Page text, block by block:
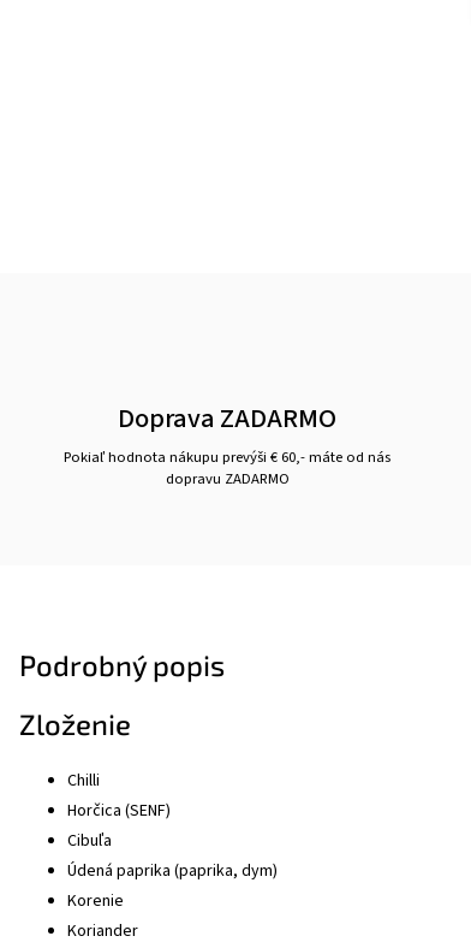
Doprava ZADARMO
Pokiaľ hodnota nákupu prevýši € 60,- máte od nás
dopravu ZADARMO
Podrobný popis
Zloženie
Chilli
Horčica (SENF)
Cibuľa
Údená paprika (paprika, dym)
Korenie
Koriander